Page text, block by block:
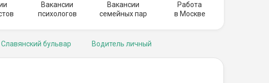
Вакансии
психологов
Вакансии
семейных пар
Работа
в Москве
бульвар Водитель личный